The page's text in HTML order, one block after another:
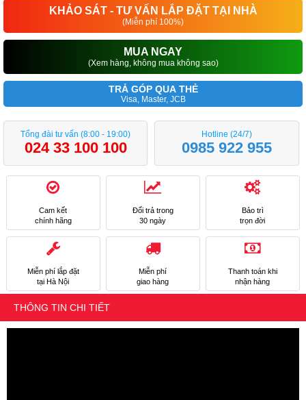
KHẢO SÁT - TƯ VẤN LẮP ĐẶT TẠI NHÀ
(Miễn phí 100%)
MUA NGAY
(Xem hàng, không mua không sao)
TRẢ GÓP QUA THẺ
Visa, Master, JCB
Tổng đài tư vấn (8:00 - 19:00)
024 33 100 100
Hotline (24/7)
0985 922 955
Cam kết
chính hãng
Đổi trả trong
30 ngày
Bảo trì
trọn đời
Miễn phí lắp đặt
tại Hà Nội
Miễn phí
giao hàng
Thanh toán khi
nhận hàng
THÔNG TIN CHI TIẾT